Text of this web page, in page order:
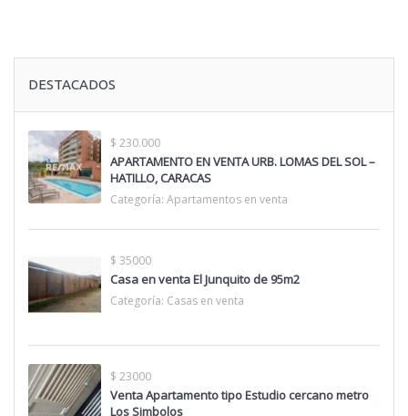
DESTACADOS
$ 230.000
APARTAMENTO EN VENTA URB. LOMAS DEL SOL –
HATILLO, CARACAS
Categoría: Apartamentos en venta
$ 35000
Casa en venta El Junquito de 95m2
Categoría: Casas en venta
$ 23000
Venta Apartamento tipo Estudio cercano metro
Los Simbolos